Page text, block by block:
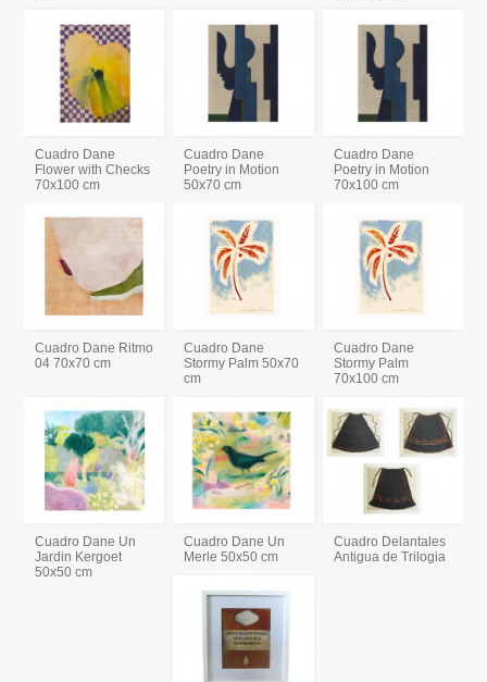
Cuadro Dane
Flower with Checks
70x100 cm
Cuadro Dane
Poetry in Motion
50x70 cm
Cuadro Dane
Poetry in Motion
70x100 cm
Cuadro Dane Ritmo
04 70x70 cm
Cuadro Dane
Stormy Palm 50x70
cm
Cuadro Dane
Stormy Palm
70x100 cm
Cuadro Dane Un
Jardin Kergoet
50x50 cm
Cuadro Dane Un
Merle 50x50 cm
Cuadro Delantales
Antigua de Trilogia